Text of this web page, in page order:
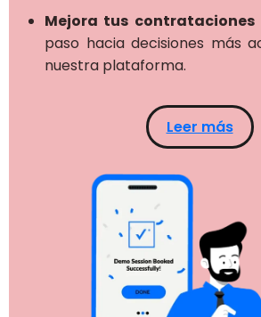
Mejora tus contrataciones
paso hacia decisiones más
nuestra plataforma.
Leer más